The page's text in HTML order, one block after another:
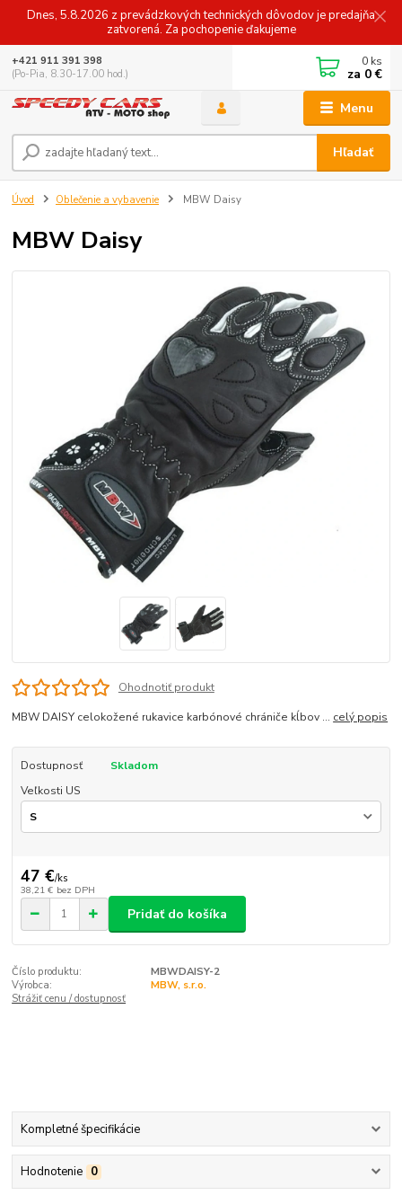
Dnes, 5.8.2026 z prevádzkových technických dôvodov je predajňa
zatvorená. Za pochopenie ďakujeme
Menu
Hľadať
+421 911 391 398
(Po-Pia, 8.30-17.00 hod.)
0 ks
za 0 €
Úvod Oblečenie a vybavenie MBW Daisy
MBW Daisy
Ohodnotiť produkt
MBW DAISY celokožené rukavice karbónové chrániče kĺbov ... celý popis
Dostupnosť
Skladom
Veľkosti US
47 €/ks
38,21 € bez DPH
Pridať do košíka
Číslo produktu:
MBWDAISY-2
Výrobca:
MBW, s.r.o.
Strážiť cenu / dostupnosť
Kompletné špecifikácie
Hodnotenie 0